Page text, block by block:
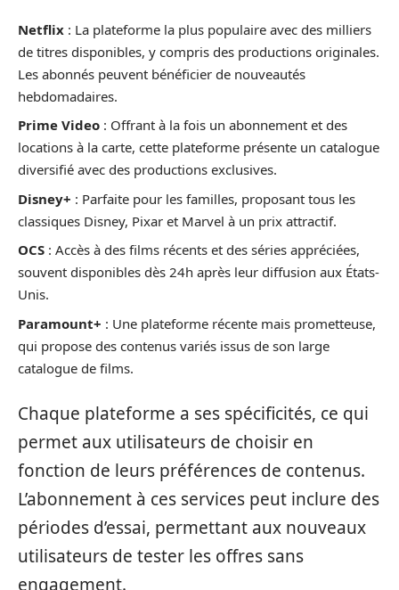
Netflix : La plateforme la plus populaire avec des milliers
de titres disponibles, y compris des productions originales.
Les abonnés peuvent bénéficier de nouveautés
hebdomadaires.
Prime Video : Offrant à la fois un abonnement et des
locations à la carte, cette plateforme présente un catalogue
diversifié avec des productions exclusives.
Disney+ : Parfaite pour les familles, proposant tous les
classiques Disney, Pixar et Marvel à un prix attractif.
OCS : Accès à des films récents et des séries appréciées,
souvent disponibles dès 24h après leur diffusion aux États-
Unis.
Paramount+ : Une plateforme récente mais prometteuse,
qui propose des contenus variés issus de son large
catalogue de films.
Chaque plateforme a ses spécificités, ce qui
permet aux utilisateurs de choisir en
fonction de leurs préférences de contenus.
L’abonnement à ces services peut inclure des
périodes d’essai, permettant aux nouveaux
utilisateurs de tester les offres sans
engagement.